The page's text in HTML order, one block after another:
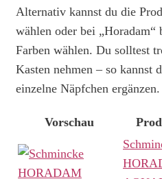
Alternativ kannst du die
wählen oder bei „Horadam“
Farben wählen. Du solltest
Kasten nehmen – so kannst
einzelne Näpfchen ergänzen.
Vorschau